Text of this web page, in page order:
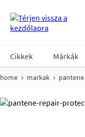
Cikkek Márkák
home markak pantene